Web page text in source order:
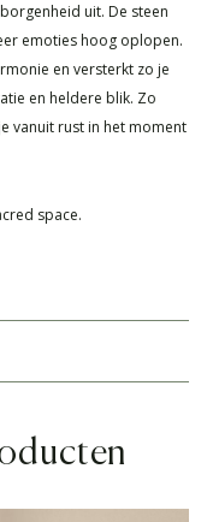
uit. De steen
emoties hoog oplopen.
en versterkt zo je
en heldere blik. Zo
vanuit rust in het moment
space.